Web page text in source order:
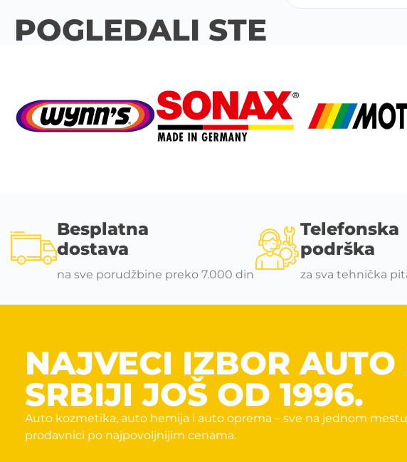
POGLEDALI STE
Besplatna
dostava
na sve porudžbine preko 7.000 din
Telefonska
podrška
za sva tehnička
NAJVECI IZBOR
SRBIJI JOŠ OD 1996.
Auto kozmetika, auto hemija i auto oprema – sve na jednom
prodavnici po najpovoljnijim cenama.